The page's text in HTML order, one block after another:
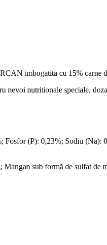
imbogatita cu 15% carne
nevoi nutritionale speciale,
(P): 0,23%; Sodiu (Na):
sub formă de sulfat de